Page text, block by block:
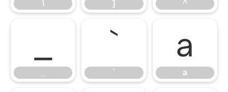
\ ] ^
`
`
a
a